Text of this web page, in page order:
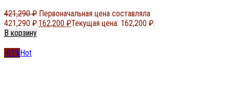
421,290₽ Первоначальная цена составляла
421,290 ₽.162,200 ₽Текущая цена: 162,200 ₽.
В корзину
-61%Hot